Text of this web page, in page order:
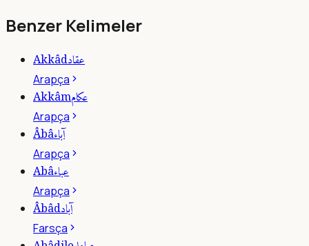
Benzer Kelimeler
Akkâdعقاد
Arapça
Akkâmعكام
Arapça
Âbâآباء
Arapça
Abâعباء
Arapça
Âbâdآباد
Farsça